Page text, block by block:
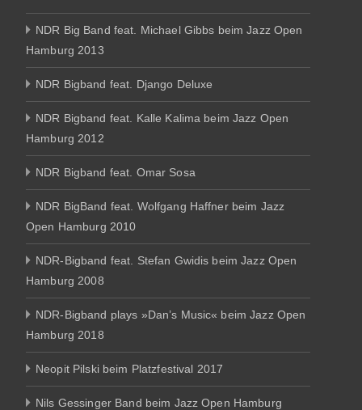
NDR Big Band feat. Michael Gibbs beim Jazz Open
Hamburg 2013
NDR Bigband feat. Django Deluxe
NDR Bigband feat. Kalle Kalima beim Jazz Open
Hamburg 2012
NDR Bigband feat. Omar Sosa
NDR BigBand feat. Wolfgang Haffner beim Jazz
Open Hamburg 2010
NDR-Bigband feat. Stefan Gwidis beim Jazz Open
Hamburg 2008
NDR-Bigband plays »Dan’s Music« beim Jazz Open
Hamburg 2018
Neopit Pilski beim Platzfestival 2017
Nils Gessinger Band beim Jazz Open Hamburg